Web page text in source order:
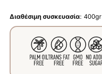
Διαθέσιμη συσκευασία: 400gr